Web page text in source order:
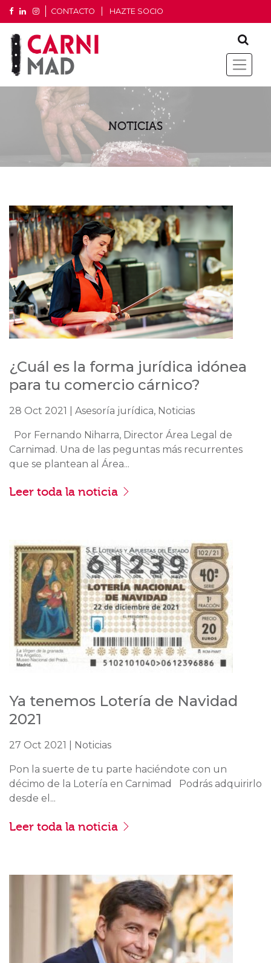
CONTACTO HAZTE SOCIO
NOTICIAS
¿Cuál es la forma jurídica idónea
para tu comercio cárnico?
28 Oct 2021 | Asesoría jurídica, Noticias
Por Fernando Niharra, Director Área Legal de
Carnimad. Una de las peguntas más recurrentes
que se plantean al Área...
Leer toda la noticia
Ya tenemos Lotería de Navidad
2021
27 Oct 2021 | Noticias
Pon la suerte de tu parte haciéndote con un
décimo de la Lotería en Carnimad Podrás adquirirlo
desde el...
Leer toda la noticia